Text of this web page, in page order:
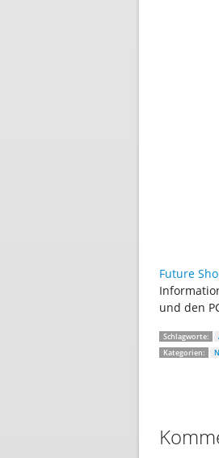
Future
und den
Schlagworte:
Kategorien: